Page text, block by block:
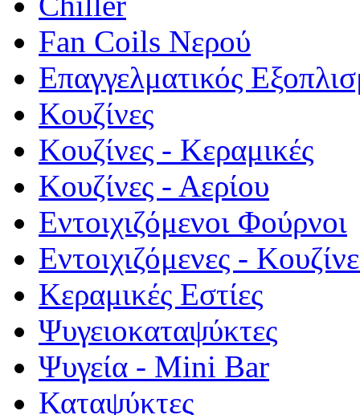
Fan Coils Νερού
Επαγγελματικός
Κουζίνες
Κουζίνες - Κεραμικές
Κουζίνες - Αερίου
Εντοιχιζόμενοι Φούρνοι
Εντοιχιζόμενες -
Κεραμικές Εστίες
Ψυγειοκαταψύκτες
Ψυγεία - Mini Bar
Καταψύκτες